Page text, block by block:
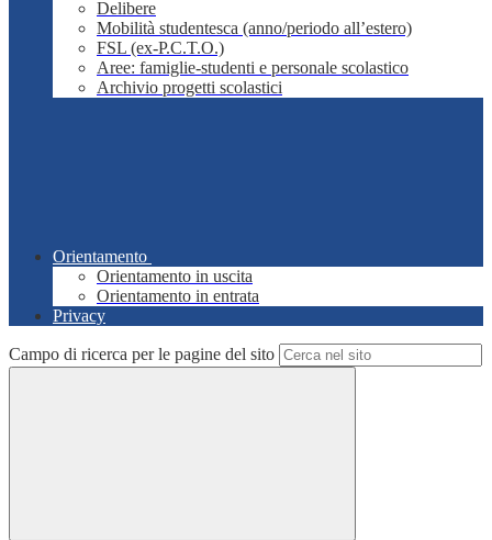
Delibere
Mobilità studentesca (anno/periodo all’estero)
FSL (ex-P.C.T.O.)
Aree: famiglie-studenti e personale scolastico
Archivio progetti scolastici
Orientamento
Orientamento in uscita
Orientamento in entrata
Privacy
Campo di ricerca per le pagine del sito